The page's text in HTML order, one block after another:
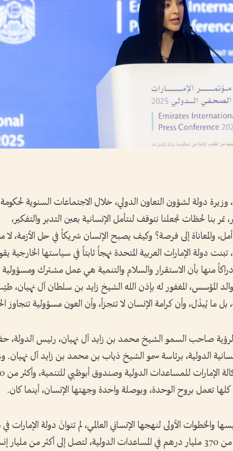
دولة لشؤون التعاون الدولي، خلال الاجتماعات السنوية لحكومة
التغير، تمر بنا لحظات تجعلنا نتوقف لنتأمل الإنسانية بعين التدبر والتفكير،
والمعاناة إلى فرصة؟ وكيف يصبح الإنسان شريكاً في حل الأزمة، لا
دولة الإمارات العربية المتحدة نهجاً ثابتاً في سياستها الخارجية
منها بأن الاستقرار والسلام والتنمية هي عمل مشترك ومسؤولية
المؤسس، المغفور له بإذن الله الشيخ زايد بن سلطان آل نهيان،
بل ما يُبذَل، وأن كرامة الإنسان لا تتجزأ، وأن العون مسؤولية تتجاوز
لرؤية صاحب السمو الشيخ محمد بن زايد آل نهيان، رئيس الدولة،
الدولية، برئاسة سمو الشيخ ذياب بن محمد بن زايد آل نهيان.
أرض دولة الإمارات
تعمل بروح الوحدة، وبوصلة واحدة وجهتها الإنسان، أينما كان.
الأولى لنهجها الإنساني العالمي، لم تتوانَ دولة الإمارات
العون لكل محتاج، حيث قدمت أكثر من 370 مليار درهم في المساعدات الدولية، لتصل إلى أكثر من